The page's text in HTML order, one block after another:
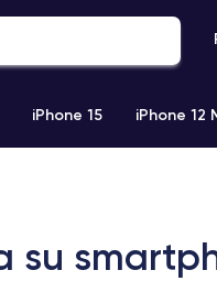
iPhone 15 iPhone 12
su